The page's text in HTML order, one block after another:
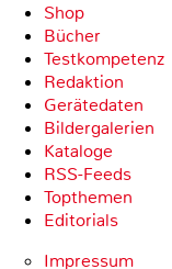
Shop
Bücher
Testkompetenz
Redaktion
Gerätedaten
Bildergalerien
Kataloge
RSS-Feeds
Topthemen
Editorials
Impressum